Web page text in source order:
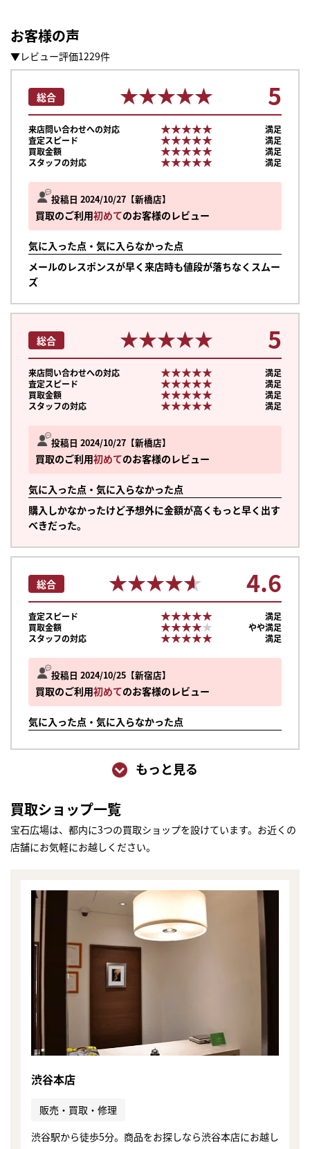
お客様の声
▼レビュー評価1229件
投稿日 2024/10/27 新橋店
買取のご利用初めてのお客様のレビュー
気に入った点・気に入らなかった点
メールのレスポンスが早く来店時も値段が落ちなくスムー
ズ
総合 ★★★★★
★★★★★ 5
来店問い合わせへの対応 ★★★★★
★★★★★
満足
査定スピード
★★★★★
★★★★★
満足
買取金額
★★★★★
★★★★★
満足
スタッフの対応
★★★★★
★★★★★ 満足
投稿日 2024/10/27 新橋店
買取のご利用初めてのお客様のレビュー
気に入った点・気に入らなかった点
購入しかなかったけど予想外に金額が高くもっと早く出す
べきだった。
総合 ★★★★★
★★★★★ 5
来店問い合わせへの対応 ★★★★★
★★★★★
満足
査定スピード
★★★★★
★★★★★
満足
買取金額
★★★★★
★★★★★
満足
スタッフの対応
★★★★★
★★★★★ 満足
投稿日 2024/10/25 新宿店
買取のご利用初めてのお客様のレビュー
気に入った点・気に入らなかった点
総合 ★★★★★
★★★★★ 4.6
査定スピード ★★★★★
★★★★★
満足
買取金額
★★★★★
★★★★★
やや満足
スタッフの対応
★★★★★
★★★★★ 満足
もっと見る
買取ショップ一覧
宝石広場は、都内に3つの買取ショップを設けています。お近くの
店舗にお気軽にお越しください。
渋谷本店
販売・買取・修理
渋谷駅から徒歩5分。商品をお探しなら渋谷本店にお越し